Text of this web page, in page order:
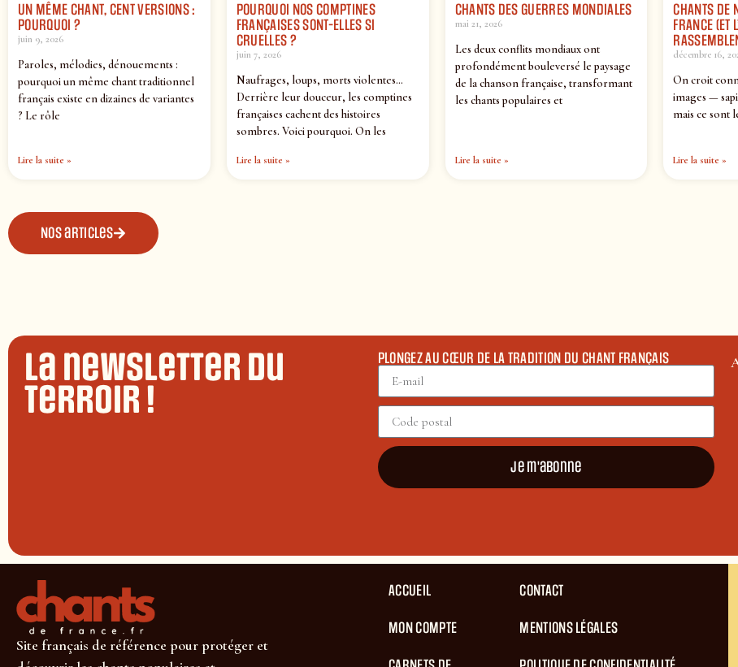
UN MÊME CHANT, CENT VERSIONS :
POURQUOI ?
juin 9, 2026
Paroles, mélodies, dénouements :
pourquoi un même chant traditionnel
français existe en dizaines de variantes
? Le rôle
Lire la suite »
POURQUOI NOS COMPTINES
FRANÇAISES SONT-ELLES SI
CRUELLES ?
juin 7, 2026
Naufrages, loups, morts violentes…
Derrière leur douceur, les comptines
françaises cachent des histoires
sombres. Voici pourquoi. On les
Lire la suite »
CHANTS DES GUERRES MONDIALES
mai 21, 2026
Les deux conflits mondiaux ont
profondément bouleversé le paysage
de la chanson française, transformant
les chants populaires et
Lire la suite »
CHANTS DE
FRANCE (ET
décembre 16,
On croit
images —
mais ce sont
Lire la suite »
Nos articles
La newsletter du
terroir !
PLONGEZ AU CŒUR DE LA TRADITION DU CHANT FRANÇAIS
Je m'abonne
Site français de référence pour protéger et
ACCUEIL
MON COMPTE
CONTACT
MENTIONS LÉGALES